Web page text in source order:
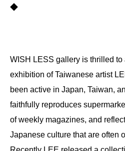
◆
WISH LESS gallery is thrilled
exhibition of Taiwanese artist
been active in Japan, Taiwan,
faithfully reproduces
of weekly magazines, and
Japanese culture that are often